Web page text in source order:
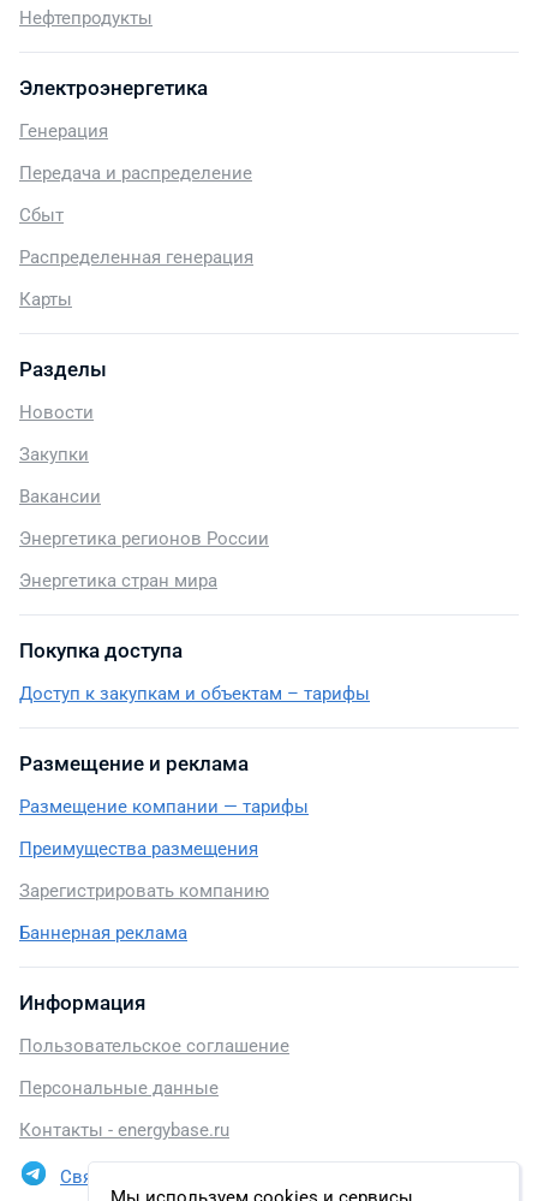
Нефтепродукты
Электроэнергетика
Генерация
Передача и распределение
Сбыт
Распределенная генерация
Карты
Разделы
Новости
Закупки
Вакансии
Энергетика регионов России
Энергетика стран мира
Покупка доступа
Доступ к закупкам и объектам – тарифы
Размещение и реклама
Размещение компании — тарифы
Преимущества размещения
Зарегистрировать компанию
Баннерная реклама
Информация
Пользовательское соглашение
Персональные данные
Контакты - energybase.ru
Связаться в Telegram